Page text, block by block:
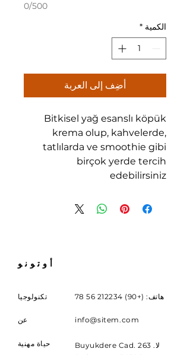
0/500
الكمية *
أضِف إلى العربة
Bitkisel yağ esanslı köpük
krema olup, kahvelerde,
tatlılarda ve smoothie gibi
birçok yerde tercih
edebilirsiniz
أوتونو
تكنولوجيا هاتف: (+90) 212234 56 78
عن info@sitem.com
حياة مهنية
Buyukdere Cad. لا. 263